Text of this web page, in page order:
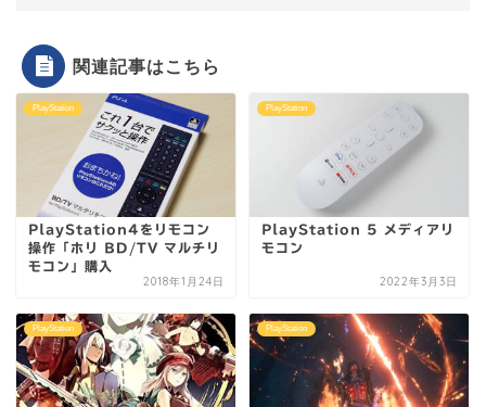
関連記事はこちら
PlayStation
PlayStation4をリモコン
操作「ホリ BD/TV マルチリ
モコン」購入
2018年1月24日
PlayStation
PlayStation 5 メディアリ
モコン
2022年3月3日
PlayStation PlayStation